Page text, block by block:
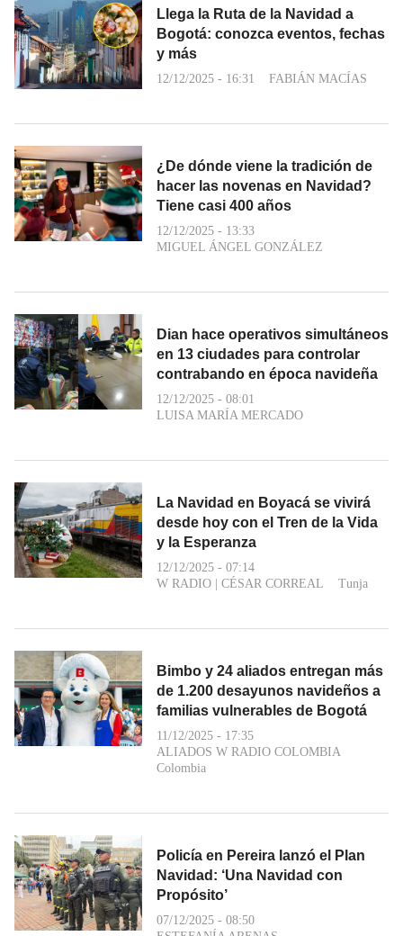
Llega la Ruta de la Navidad a
Bogotá: conozca eventos, fechas
y más
12/12/2025 - 16:31 FABIÁN MACÍAS
¿De dónde viene la tradición de
hacer las novenas en Navidad?
Tiene casi 400 años
12/12/2025 - 13:33
MIGUEL ÁNGEL GONZÁLEZ
Dian hace operativos simultáneos
en 13 ciudades para controlar
contrabando en época navideña
12/12/2025 - 08:01
LUISA MARÍA MERCADO
La Navidad en Boyacá se vivirá
desde hoy con el Tren de la Vida
y la Esperanza
12/12/2025 - 07:14
W RADIO | CÉSAR CORREAL Tunja
Bimbo y 24 aliados entregan más
de 1.200 desayunos navideños a
familias vulnerables de Bogotá
11/12/2025 - 17:35
ALIADOS W RADIO COLOMBIA
Colombia
Policía en Pereira lanzó el Plan
Navidad: ‘Una Navidad con
Propósito’
07/12/2025 - 08:50